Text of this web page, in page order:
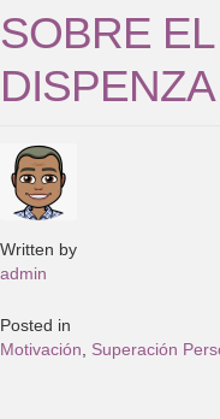
SOBRE
DISPENZA
Written by
admin
Posted in
Motivación
Superación